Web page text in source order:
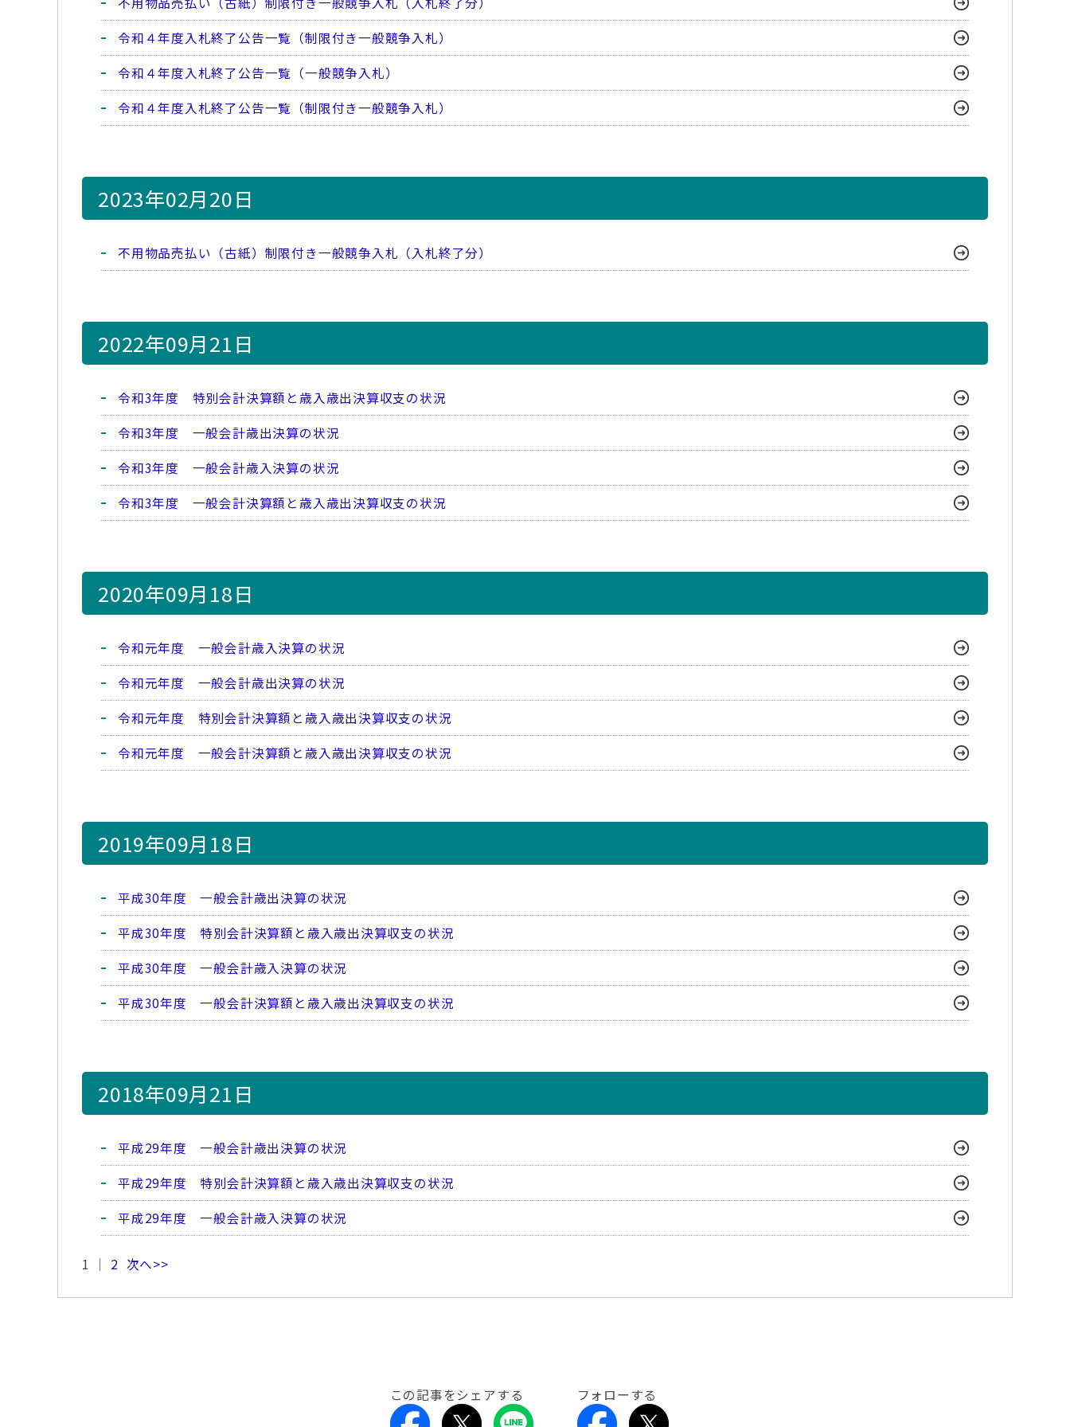
令和４年度入札終了公告一覧（制限付き一般競争入札）
令和４年度入札終了公告一覧（一般競争入札）
令和４年度入札終了公告一覧（制限付き一般競争入札）
2023年02月20日
不用物品売払い（古紙）制限付き一般競争入札（入札終了分）
2022年09月21日
令和3年度 特別会計決算額と歳入歳出決算収支の状況
令和3年度 一般会計歳出決算の状況
令和3年度 一般会計歳入決算の状況
令和3年度 一般会計決算額と歳入歳出決算収支の状況
2020年09月18日
令和元年度 一般会計歳入決算の状況
令和元年度 一般会計歳出決算の状況
令和元年度 特別会計決算額と歳入歳出決算収支の状況
令和元年度 一般会計決算額と歳入歳出決算収支の状況
2019年09月18日
平成30年度 一般会計歳出決算の状況
平成30年度 特別会計決算額と歳入歳出決算収支の状況
平成30年度 一般会計歳入決算の状況
平成30年度 一般会計決算額と歳入歳出決算収支の状況
2018年09月21日
平成29年度 一般会計歳出決算の状況
平成29年度 特別会計決算額と歳入歳出決算収支の状況
平成29年度 一般会計歳入決算の状況
1 ｜ 2 次へ>>
この記事をシェアする フォローする